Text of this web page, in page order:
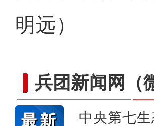
明远）
兵团新闻网
中央第七